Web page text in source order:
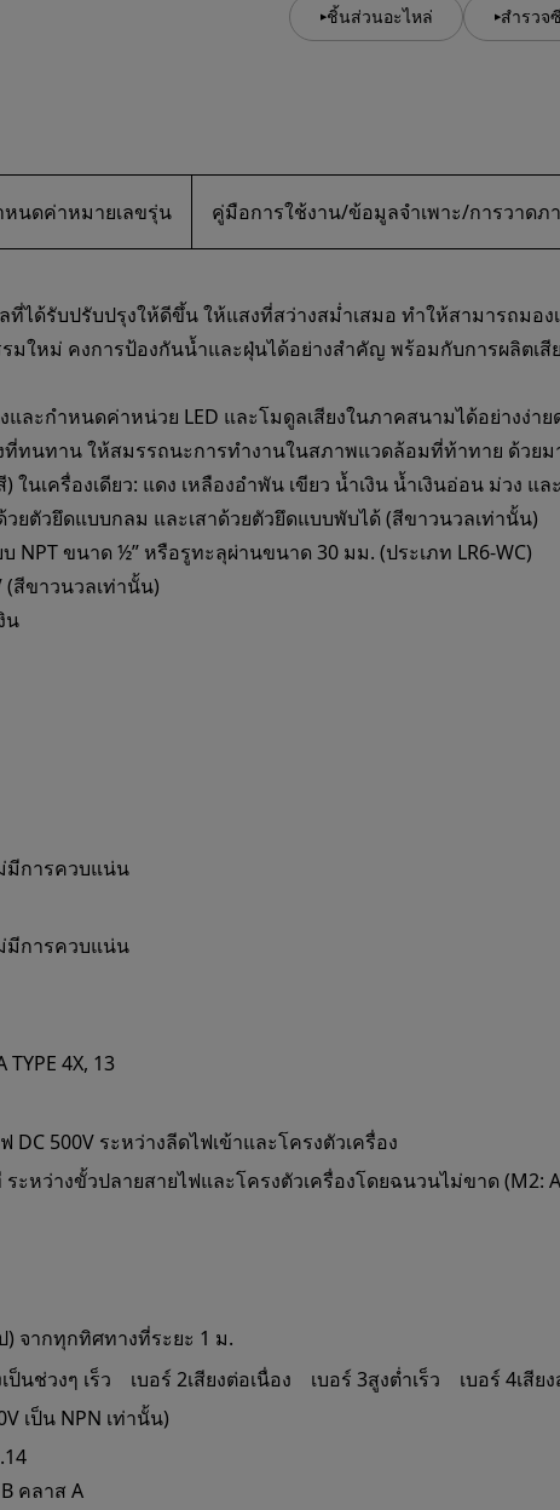
ชิ้นส่วนอะไหล่ สำรวจ
หนดค่าหมายเลขรุ่น คู่มือการใช้งาน/ข้อมูลจำเพาะ/การวาดภ
ได้รับปรับปรุงให้ดีขึ้น ให้แสงที่สว่างสม่ำเสมอ ทำให้สามารถมอง
หม่ คงการป้องกันน้ำและฝุ่นได้อย่างสำคัญ พร้อมกับการผลิตเสียง
ละกำหนดค่าหน่วย LED และโมดูลเสียงในภาคสนามได้อย่างง่าย
ที่ทนทาน ให้สมรรถนะการทำงานในสภาพแวดล้อมที่ท้าทาย ด้วย
นเครื่องเดียว: แดง เหลืองอำพัน เขียว น้ำเงิน น้ำเงินอ่อน ม่วง แ
วยตัวยึดแบบกลม และเสาด้วยตัวยึดแบบพับได้ (สีขาวนวลเท่านั้น)
NPT ขนาด ½” หรือรูทะลุผ่านขนาด 30 มม. (ประเภท LR6-WC)
(สีขาวนวลเท่านั้น)
น
มีการควบแน่น
มีการควบแน่น
TYPE 4X, 13
500V ระหว่างลีดไฟเข้าและโครงตัวเครื่อง
ระหว่างขั้วปลายสายไฟและโครงตัวเครื่องโดยฉนวนไม่ขาด (M2:
) จากทุกทิศทางที่ระยะ 1 ม.
เป็นช่วงๆ เร็ว เบอร์ 2เสียงต่อเนื่อง เบอร์ 3สูงต่ำเร็ว เบอร์ 4เสีย
เป็น NPN เท่านั้น)
คลาส A